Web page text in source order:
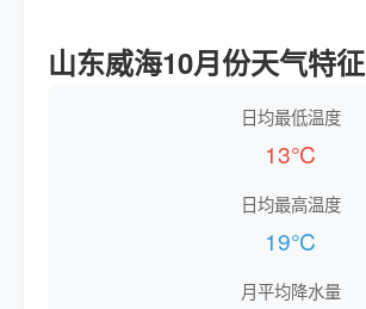
山东威海10月份天气特征
日均最低温度
13℃
日均最高温度
19℃
月平均降水量